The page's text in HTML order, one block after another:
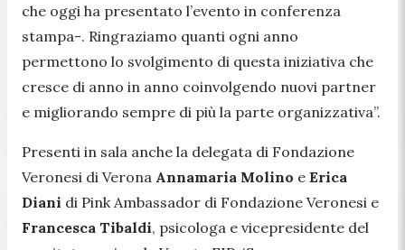
che oggi ha presentato l’evento in conferenza
stampa-. Ringraziamo quanti ogni anno
permettono lo svolgimento di questa iniziativa che
cresce di anno in anno coinvolgendo nuovi partner
e migliorando sempre di più la parte organizzativa”.
Presenti in sala anche la delegata di Fondazione
Veronesi di Verona Annamaria Molino e Erica
Diani di Pink Ambassador di Fondazione Veronesi e
Francesca Tibaldi, psicologa e vicepresidente del